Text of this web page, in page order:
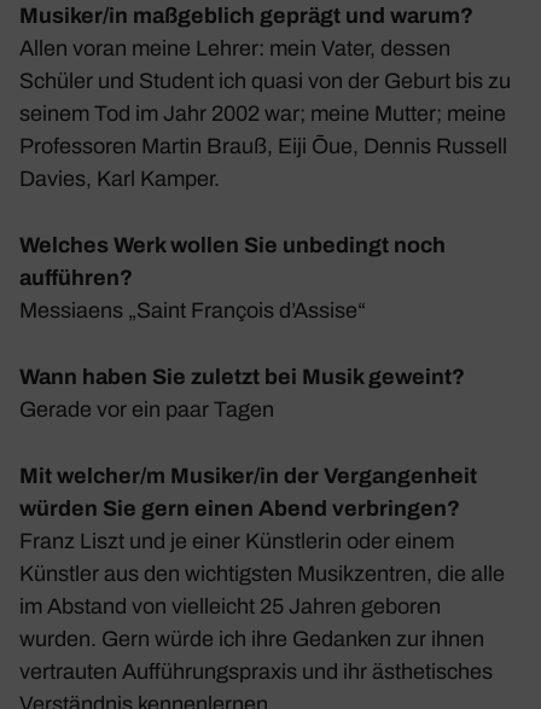
Musiker/in maßgeblich geprägt und warum?
Allen voran meine Lehrer: mein Vater, dessen
Schüler und Student ich quasi von der Geburt bis zu
seinem Tod im Jahr 2002 war; meine Mutter; meine
Profes­soren Martin Brauß, Eiji Ōue, Dennis Russell
Davies, Karl Kamper.
Welches Werk wollen Sie unbedingt noch
aufführen?
Messiaens „Saint Fran­çois d’As­sise“
Wann haben Sie zuletzt bei Musik geweint?
Gerade vor ein paar Tagen
Mit welcher/m Musiker/in der Vergangenheit
würden Sie gern einen Abend verbringen?
Franz Liszt und je einer Künst­lerin oder einem
Künstler aus den wich­tigsten Musik­zen­tren, die alle
im Abstand von viel­leicht 25 Jahren geboren
wurden. Gern würde ich ihre Gedanken zur ihnen
vertrauten Auffüh­rungs­praxis und ihr ästhe­ti­sches
Verständnis kennen­lernen.